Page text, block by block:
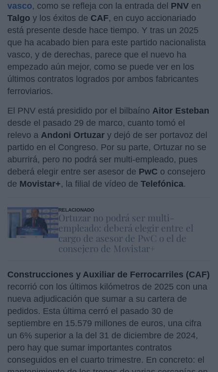
vasco, como se refleja con la entrada del PNV en
Talgo y los éxitos de CAF, en cuyo accionariado
está presente desde hace tiempo. Y tras un 2025
que ha acabado bien para este partido nacionalista
vasco, y de derechas, parece que el nuevo ha
empezado aún mejor, como se puede ver en los
últimos contratos logrados por ambos fabricantes
ferroviarios.
El PNV está presidido por el bilbaíno Aitor Esteban
desde el pasado 29 de marco, cuanto tomó el
relevo a Andoni Ortuzar y dejó de ser portavoz del
partido en el Congreso. Por su parte, Ortuzar no se
aburrirá, pero no podrá ser multi-empleado, pues
deberá elegir entre ser asesor de PwC o consejero
de Movistar+, la filial de vídeo de Telefónica.
RELACIONADO
Ortuzar no podrá ser multi-
empleado: deberá elegir entre el
cargo de asesor de PwC o el de
consejero de Movistar+
Construcciones y Auxiliar de Ferrocarriles (CAF)
recorrió con los últimos kilómetros de 2025 con una
nueva adjudicación que sumar a su cartera de
pedidos. Esta última cerró el pasado 30 de
septiembre en 15.579 millones de euros, una cifra
un 6% superior a la del 31 de diciembre de 2024,
pero hay que sumar importantes contratos
conseguidos en el cuarto trimestre. En concreto: el